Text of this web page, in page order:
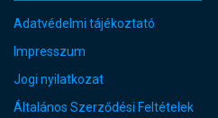
Adatvédelmi tájékoztató
Impresszum
Jogi nyilatkozat
Általános Szerződési Feltételek